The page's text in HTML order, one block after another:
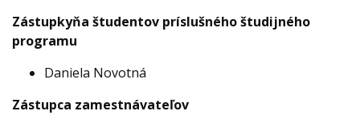
Zástupkyňa študentov príslušného študijného
programu
Daniela Novotná
Zástupca zamestnávateľov